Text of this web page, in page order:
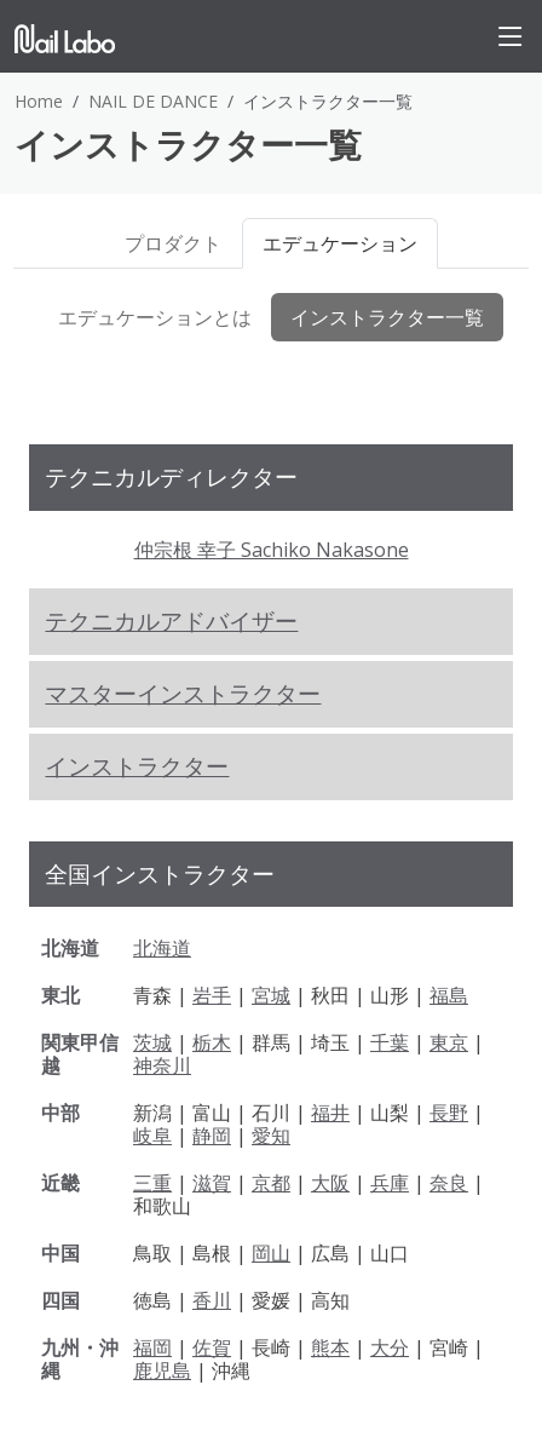
Home NAIL DE DANCE インストラクター一覧
インストラクター一覧
プロダクト エデュケーション
エデュケーションとは インストラクター一覧
テクニカルディレクター
仲宗根 幸子 Sachiko Nakasone
テクニカルアドバイザー
マスターインストラクター
インストラクター
全国インストラクター
北海道
北海道
東北
青森 | 岩手 | 宮城 | 秋田 | 山形 | 福島
関東甲信
越
茨城 | 栃木 | 群馬 | 埼玉 | 千葉 | 東京 |
神奈川
中部
新潟 | 富山 | 石川 | 福井 | 山梨 | 長野 |
岐阜 | 静岡 | 愛知
近畿
三重 | 滋賀 | 京都 | 大阪 | 兵庫 | 奈良 |
和歌山
中国
鳥取 | 島根 | 岡山 | 広島 | 山口
四国
徳島 | 香川 | 愛媛 | 高知
九州・沖
縄
福岡 | 佐賀 | 長崎 | 熊本 | 大分 | 宮崎 |
鹿児島 | 沖縄